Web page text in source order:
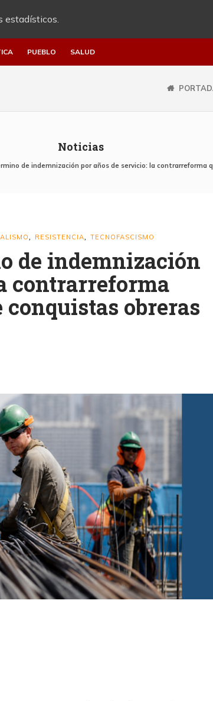
estadísticos.
PUEBLO SALUD
Noticias
de indemnización por años de servicio: la contrarreforma
RESISTENCIA TECNOFASCISMO
de indemnización
contrarreforma
obreras